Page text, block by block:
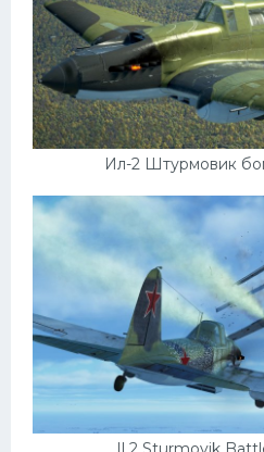
Ил-2 Штурмовик
Ауди
Гараж
Русские авто
Вольво
МАЗ
Сузуки
Мерседес
Фольксваген
Лексус
Дэу
Скания